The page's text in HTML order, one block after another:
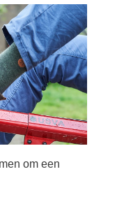
om een